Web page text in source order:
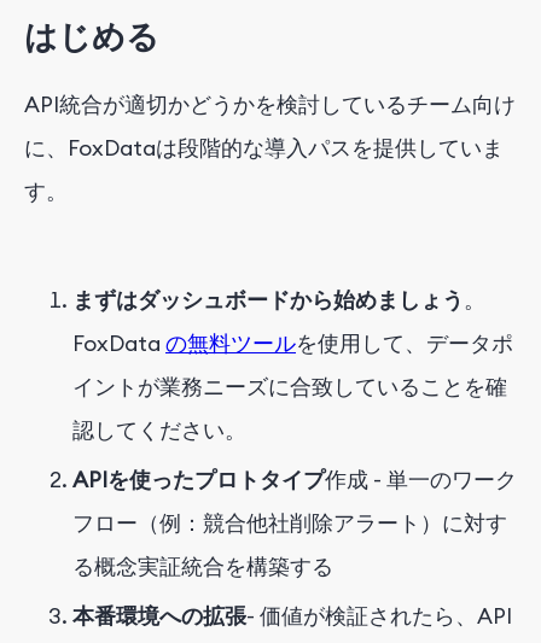
はじめる
API統合が適切かどうかを検討しているチーム向け
に、FoxDataは段階的な導入パスを提供していま
す。
まずはダッシュボードから始めましょう 。
FoxData の無料ツールを使用して、データポ
イントが業務ニーズに合致していることを確
認してください。
APIを使ったプロトタイプ作成 - 単一のワーク
フロー（例：競合他社削除アラート）に対す
る概念実証統合を構築する
本番環境への拡張- 価値が検証されたら、API